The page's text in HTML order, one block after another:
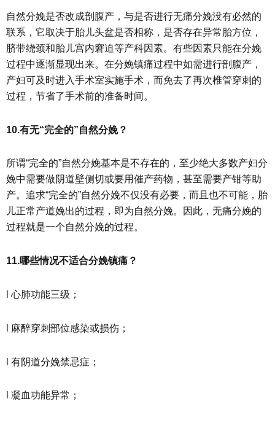
自然分娩是否改成剖腹产，与是否进行无痛分娩没有必然的
联系，它取决于胎儿头盆是否相称，是否存在异常胎方位，
脐带绕颈和胎儿宫内窘迫等产科因素。有些因素只能在分娩
过程中逐渐显现出来。在分娩镇痛过程中如需进行剖腹产，
产妇可及时进入手术室实施手术，而免去了再次椎管穿刺的
过程，节省了手术前的准备时间。
10.有无“完全的”自然分娩？
所谓“完全的”自然分娩基本是不存在的，至少绝大多数产妇分
娩中需要做阴道壁侧切或要用催产药物，甚至需要产钳等助
产。追求“完全的”自然分娩不仅没有必要，而且也不可能，胎
儿正常产道娩出的过程，即为自然分娩。因此，无痛分娩的
过程就是一个自然分娩的过程。
11.哪些情况不适合分娩镇痛？
l 心肺功能三级；
l 麻醉穿刺部位感染或损伤；
l 有阴道分娩禁忌症；
l 凝血功能异常；